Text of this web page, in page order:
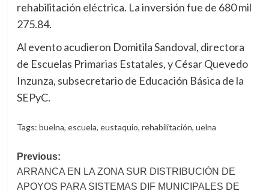
rehabilitación eléctrica. La inversión fue de 680 mil
275.84.
Al evento acudieron Domitila Sandoval, directora
de Escuelas Primarias Estatales, y César Quevedo
Inzunza, subsecretario de Educación Básica de la
SEPyC.
Tags: buelna, escuela, eustaquio, rehabilitación, uelna
Post
navigation
Previous:
ARRANCA EN LA ZONA SUR DISTRIBUCIÓN DE
APOYOS PARA SISTEMAS DIF MUNICIPALES DE